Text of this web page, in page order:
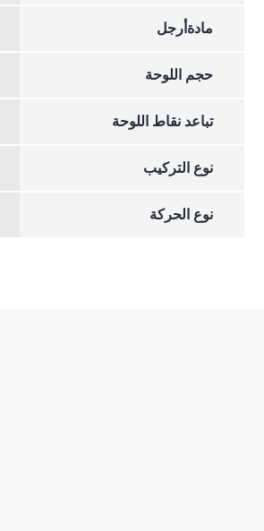
مادةأرجل
حجم اللوحة
تباعد نقاط اللوحة
نوع التركيب
نوع الحركة